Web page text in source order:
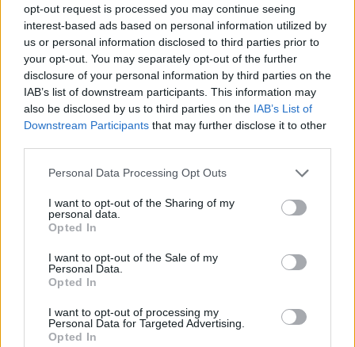
opt-out request is processed you may continue seeing
interest-based ads based on personal information utilized by
us or personal information disclosed to third parties prior to
your opt-out. You may separately opt-out of the further
disclosure of your personal information by third parties on the
IAB’s list of downstream participants. This information may
also be disclosed by us to third parties on the IAB’s List of
Downstream Participants that may further disclose it to other
Personal Data Processing Opt Outs
I want to opt-out of the Sharing of my
personal data.
Opted In
I want to opt-out of the Sale of my
Personal Data.
Opted In
I want to opt-out of processing my
Personal Data for Targeted Advertising.
Opted In
meggyőzőek: a diverzifikált menedzsmenttel
rendelkező vállalatok átlagosan kétszer nagyobb
sajáttőke-arányos eredményt érnek el, mint
amelyek vezetősége kisebb komplexitást mutat. A
vizsgálat talán egyik legizgalmasabb
következtetése, hogy a nők arányának növelése a
menedzsmenten belül jelentős mértékben
hozzájárul a vállalatok sikeréhez.
vállalatok több szempontból is előnyben vannak azon
versenytársaikhoz képest, melyek vezetősége kevésbé
szélesebb kulturális háttér és a bőségesebb tapasztalat
például nagymértékben fejlesztheti egy vállalat stratégiai